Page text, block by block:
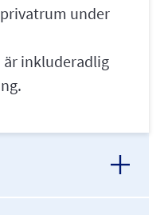
under
är inkluderadlig